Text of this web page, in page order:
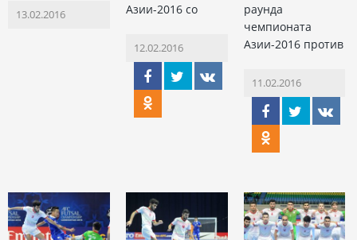
13.02.2016
Азии-2016 со
12.02.2016
раунда
чемпионата
Азии-2016 против
11.02.2016